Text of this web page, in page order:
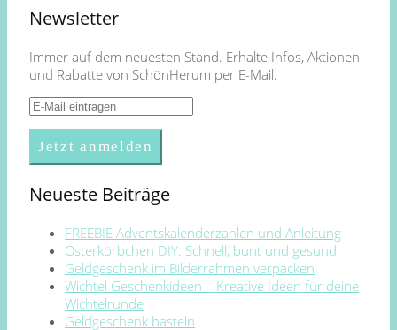
Newsletter
Immer auf dem neuesten Stand. Erhalte Infos, Aktionen
und Rabatte von SchönHerum per E-Mail.
Neueste Beiträge
FREEBIE Adventskalenderzahlen und Anleitung
Osterkörbchen DIY. Schnell, bunt und gesund
Geldgeschenk im Bilderrahmen verpacken
Wichtel Geschenkideen – Kreative Ideen für deine
Wichtelrunde
Geldgeschenk basteln